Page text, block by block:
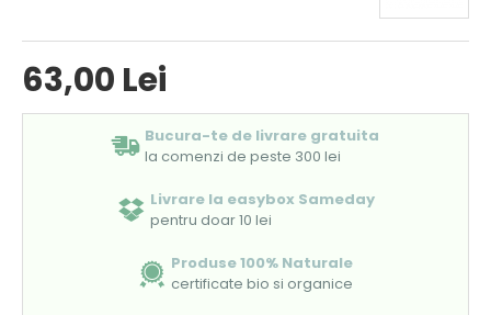
63,00 Lei
Bucura-te de livrare gratuita
la comenzi de peste 300 lei
Livrare la easybox Sameday
pentru doar 10 lei
Produse 100% Naturale
certificate bio si organice